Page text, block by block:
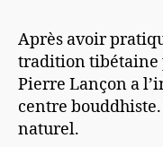
Après avoir
tradition tibétaine
Pierre Lançon a
centre
naturel.